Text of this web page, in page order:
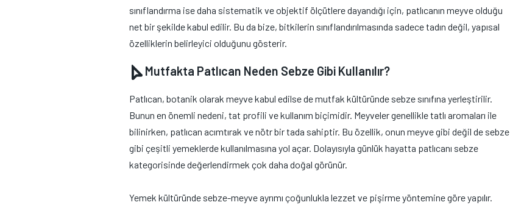
sınıflandırma ise daha sistematik ve objektif ölçütlere dayandığı için, patlıcanın meyve olduğu
net bir şekilde kabul edilir. Bu da bize, bitkilerin sınıflandırılmasında sadece tadın değil, yapısal
özelliklerin belirleyici olduğunu gösterir.
Mutfakta Patlıcan Neden Sebze Gibi Kullanılır?
Patlıcan, botanik olarak meyve kabul edilse de mutfak kültüründe sebze sınıfına yerleştirilir.
Bunun en önemli nedeni, tat profili ve kullanım biçimidir. Meyveler genellikle tatlı aromaları ile
bilinirken, patlıcan acımtırak ve nötr bir tada sahiptir. Bu özellik, onun meyve gibi değil de sebze
gibi çeşitli yemeklerde kullanılmasına yol açar. Dolayısıyla günlük hayatta patlıcanı sebze
kategorisinde değerlendirmek çok daha doğal görünür.
Yemek kültüründe sebze-meyve ayrımı çoğunlukla lezzet ve pişirme yöntemine göre yapılır.